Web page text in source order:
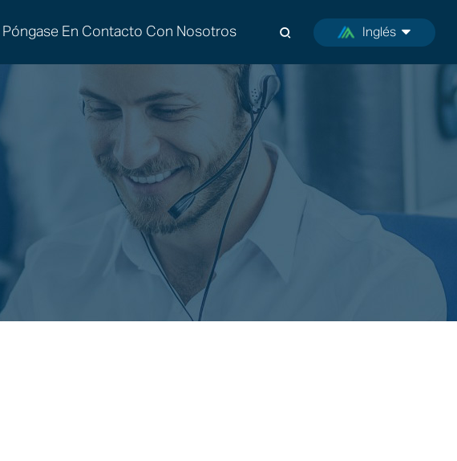
Póngase En Contacto Con Nosotros Inglés